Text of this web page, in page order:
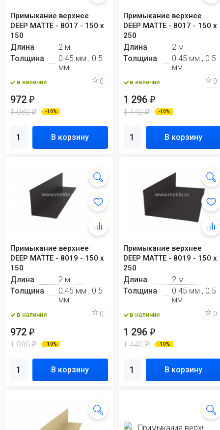
Примыкание верхнее
DEEP MATTE - 8017 - 150 х
150
Длина
2 м
Толщина
0.45 мм , 0.5
мм
в наличии 0
972 ₽
1 080₽ -10%
В корзину
Примыкание верхнее
DEEP MATTE - 8017 - 150 х
250
Длина
2 м
Толщина
0.45 мм , 0.5
мм
в наличии 0
1 296₽
1 440₽ -10%
В корзину
Примыкание верхнее
DEEP MATTE - 8019 - 150 х
150
Длина
2 м
Толщина
0.45 мм , 0.5
мм
в наличии 0
972 ₽
1 080₽ -10%
В корзину
Примыкание верхнее
DEEP MATTE - 8019 - 150 х
250
Длина
2 м
Толщина
0.45 мм , 0.5
мм
в наличии 0
1 296₽
1 440₽ -10%
В корзину